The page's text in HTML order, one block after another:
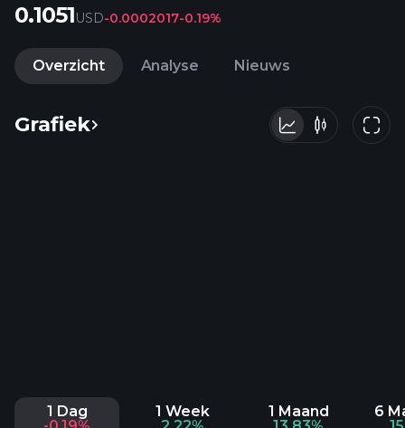
0.1051USD-0.0002017-0.19%
Overzicht Analyse Nieuws
Grafiek
1 Dag
1 Week
1 Maand
6